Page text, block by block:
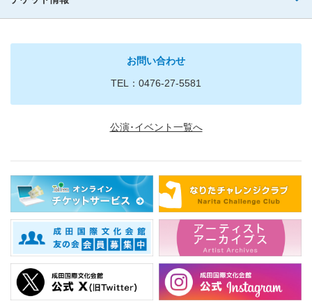
お問い合わせ
TEL：0476-27-5581
公演･イベント一覧へ